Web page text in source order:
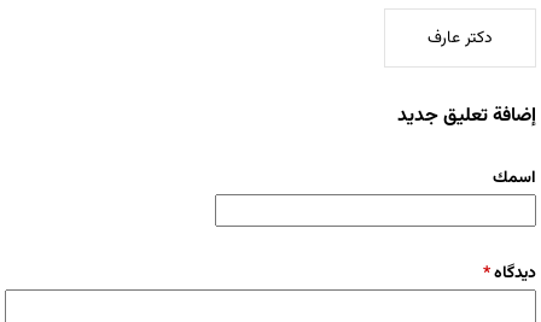
دکتر عارف
إضافة تعليق جديد
‏اسمك ‏
‏دیدگاه ‏*